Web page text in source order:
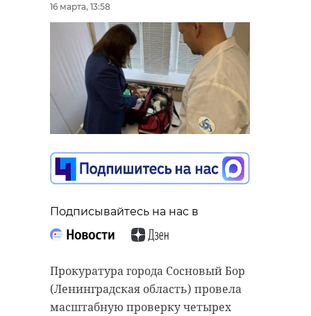
16 марта, 13:58
Подписывайтесь на нас в
Прокуратура города Сосновый Бор
(Ленинградская область) провела
масштабную проверку четырех